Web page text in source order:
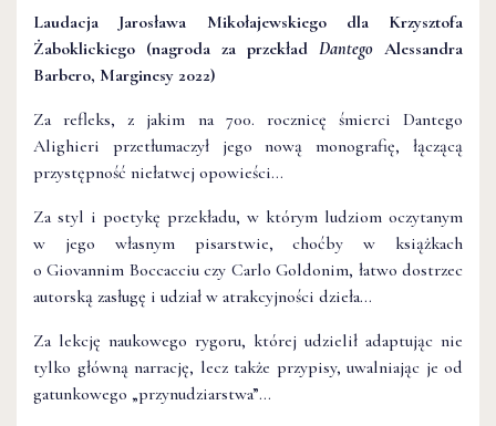
Laudacja Jarosława Mikołajewskiego dla Krzysztofa
Żaboklickiego (nagroda za przekład Dantego Alessandra
Barbero, Marginesy 2022)
Za refleks, z jakim na 700. rocznicę śmierci Dantego
Alighieri przetłumaczył jego nową monografię, łączącą
przystępność niełatwej opowieści…
Za styl i poetykę przekładu, w którym ludziom oczytanym
w jego własnym pisarstwie, choćby w książkach
o Giovannim Boccacciu czy Carlo Goldonim, łatwo dostrzec
autorską zasługę i udział w atrakcyjności dzieła…
Za lekcję naukowego rygoru, której udzielił adaptując nie
tylko główną narrację, lecz także przypisy, uwalniając je od
gatunkowego „przynudziarstwa”…